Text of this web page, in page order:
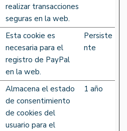
realizar transacciones
seguras en la web.
Esta cookie es
necesaria para el
registro de PayPal
en la web.
Persiste
nte
Almacena el estado
de consentimiento
de cookies del
usuario para el
1 año